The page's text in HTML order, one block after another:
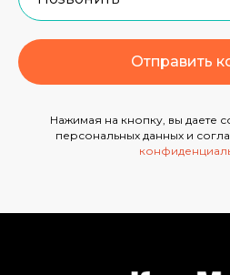
Отправить
Нажимая на кнопку, вы даете
персональных данных и